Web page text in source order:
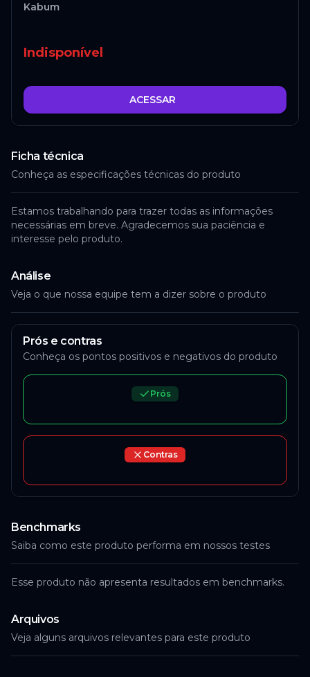
Kabum
Indisponível
ACESSAR
Ficha técnica
Conheça as especificações técnicas do produto
Estamos trabalhando para trazer todas as informações
necessárias em breve. Agradecemos sua paciência e
interesse pelo produto.
Análise
Veja o que nossa equipe tem a dizer sobre o produto
Prós e contras
Conheça os pontos positivos e negativos do produto
Prós
Contras
Benchmarks
Saiba como este produto performa em nossos testes
Esse produto não apresenta resultados em benchmarks.
Arquivos
Veja alguns arquivos relevantes para este produto